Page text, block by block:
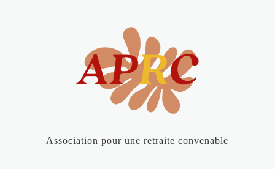
Association pour une retraite convenable